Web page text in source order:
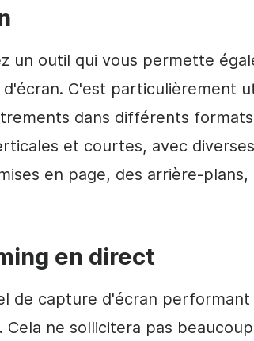
un outil qui vous permette
C'est particulièrement
dans différents
et courtes, avec
en page, des arrière-
en direct
de capture d'écran
. Cela ne sollicitera pas